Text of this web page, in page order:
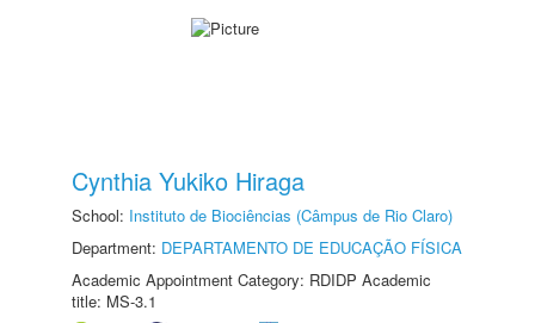
Cynthia Yukiko Hiraga
School: Instituto de Biociências (Câmpus de Rio Claro)
Department: DEPARTAMENTO DE EDUCAÇÃO FÍSICA
Academic Appointment Category: RDIDP Academic
title: MS-3.1